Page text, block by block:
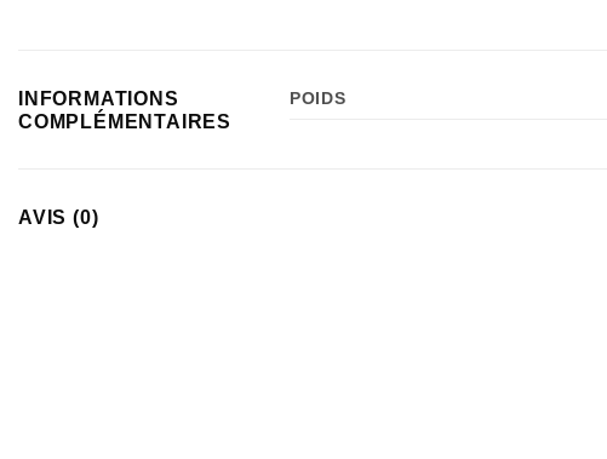
INFORMATIONS
COMPLÉMENTAIRES
POIDS
AVIS (0)